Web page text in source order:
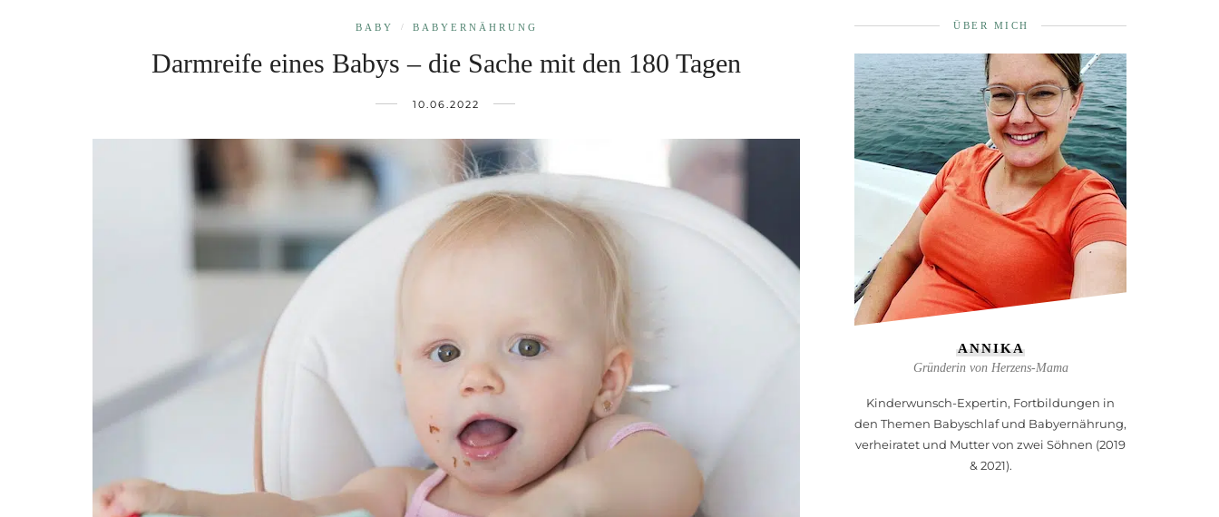
BABY / BABYERNÄHRUNG
Darmreife eines Babys – die Sache mit den 180 Tagen
10.06.2022
ÜBER MICH
ANNIKA
Gründerin von Herzens-Mama
Kinderwunsch-Expertin, Fortbildungen in
den Themen Babyschlaf und Babyernährung,
verheiratet und Mutter von zwei Söhnen (2019
& 2021).